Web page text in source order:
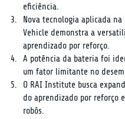
eficiência.
Nova tecnologia aplicada
Vehicle demonstra a
aprendizado por reforço.
A potência da bateria foi
um fator limitante no
O RAI Institute busca
do aprendizado por reforço
robôs.